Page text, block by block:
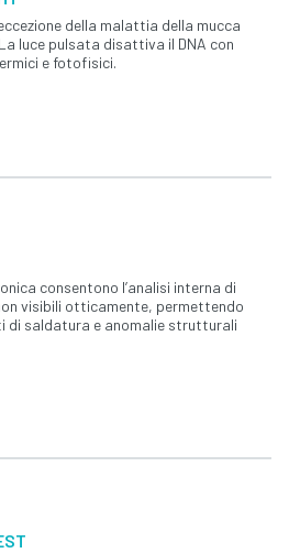
della malattia della mucca
luce pulsata disattiva il DNA con
e fotofisici.
consentono l’analisi interna di
visibili otticamente, permettendo
di saldatura e anomalie strutturali